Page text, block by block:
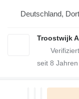
Deutschland,
Troostwijk
seit 8